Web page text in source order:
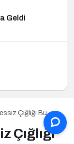
Geldi
Çığlığı Bu
Çığlığı